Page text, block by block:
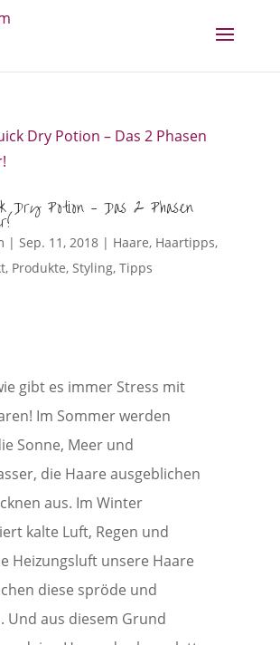
Dry Potion – Das 2 Phasen
| Sep. 11, 2018| Haare, Haartipps,
, Produkte, Styling, Tipps
gibt es immer Stress mit
Im Sommer werden
Sonne, Meer und
die Haare ausgeblichen
aus. Im Winter
kalte Luft, Regen und
Heizungsluft unsere Haare
diese spröde und
Und aus diesem Grund